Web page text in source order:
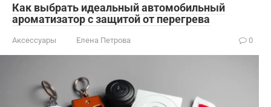
Как выбрать идеальный автомобильный
ароматизатор с защитой от перегрева
Аксессуары Елена Петрова 0